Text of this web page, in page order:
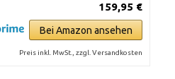
159,95 €
Bei Amazon ansehen
Preis inkl. MwSt., zzgl. Versandkosten